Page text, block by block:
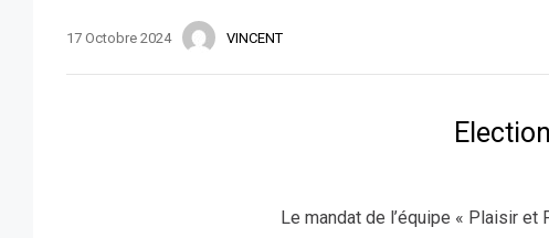
17 Octobre 2024 VINCENT
Le mandat de l’équipe « Plaisir